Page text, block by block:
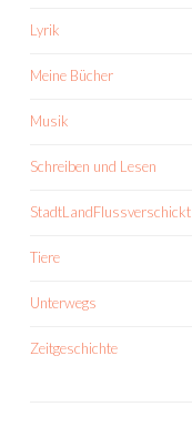
Lyrik
Meine Bücher
Musik
Schreiben und Lesen
StadtLandFlussverschickt
Tiere
Unterwegs
Zeitgeschichte